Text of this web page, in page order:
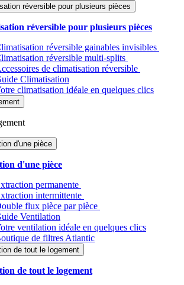
réversible pour plusieurs pièces
réversible pour plusieurs pièces
réversible gainables invisibles
réversible multi-splits
de climatisation réversible
Climatisation
climatisation idéale en quelques clics
d'une pièce
d'une pièce
permanente
intermittente
flux pièce par pièce
Ventilation
ventilation idéale en quelques clics
de filtres Atlantic
de tout le logement
de tout le logement